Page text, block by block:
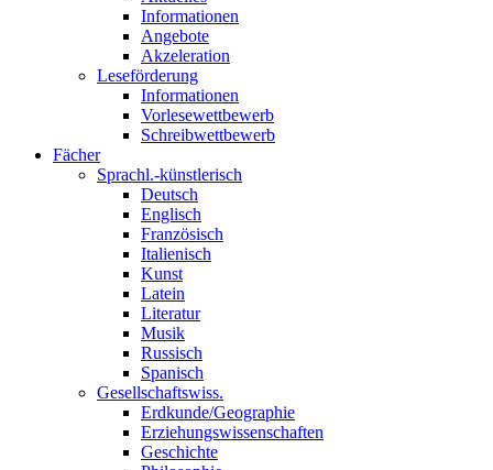
Informationen
Angebote
Akzeleration
Leseförderung
Informationen
Vorlesewettbewerb
Schreibwettbewerb
Fächer
Sprachl.-künstlerisch
Deutsch
Englisch
Französisch
Italienisch
Kunst
Latein
Literatur
Musik
Russisch
Spanisch
Gesellschaftswiss.
Erdkunde/Geographie
Erziehungswissenschaften
Geschichte